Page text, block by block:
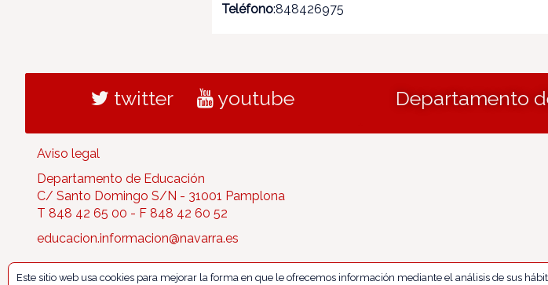
Teléfono:848426975
twitter youtube Departamento
Aviso legal
Departamento de Educación
C/ Santo Domingo S/N - 31001 Pamplona
T 848 42 65 00 - F 848 42 60 52
educacion.informacion@navarra.es
Este sitio web usa cookies para mejorar la forma en que le ofrecemos información mediante el análisis de sus